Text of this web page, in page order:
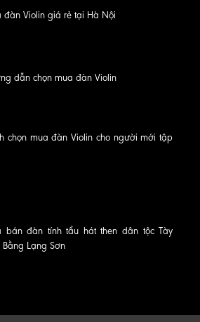
đàn Violin giá rẻ tại Hà Nội
dẫn chọn mua đàn Violin
chọn mua đàn Violin cho người mới tập
bán đàn tính tẩu hát then dân tộc Tày
Bằng Lạng Sơn